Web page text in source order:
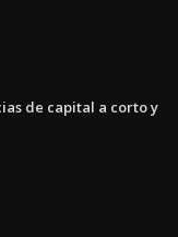
de capital a corto y